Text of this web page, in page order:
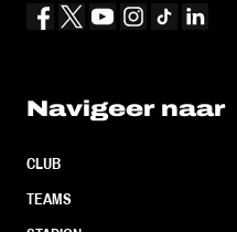
Navigeer naar
CLUB
TEAMS